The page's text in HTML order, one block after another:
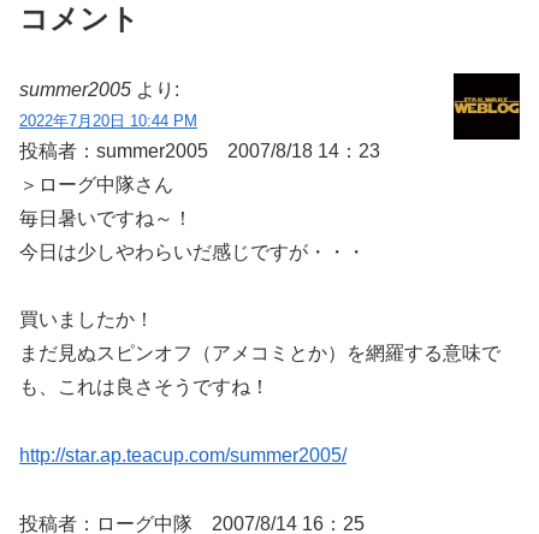
コメント
summer2005 より:
2022年7月20日 10:44 PM
投稿者：summer2005 2007/8/18 14：23
＞ローグ中隊さん
毎日暑いですね～！
今日は少しやわらいだ感じですが・・・
買いましたか！
まだ見ぬスピンオフ（アメコミとか）を網羅する意味で
も、これは良さそうですね！
http://star.ap.teacup.com/summer2005/
投稿者：ローグ中隊 2007/8/14 16：25